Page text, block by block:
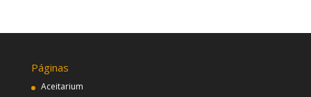
Páginas
Aceitarium